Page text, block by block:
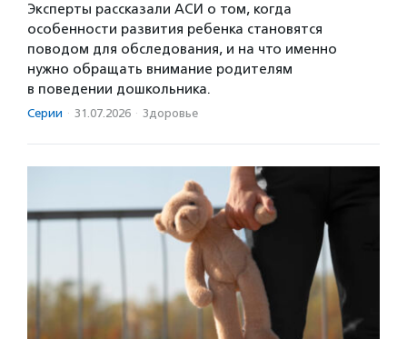
Эксперты рассказали АСИ о том, когда
особенности развития ребенка становятся
поводом для обследования, и на что именно
нужно обращать внимание родителям
в поведении дошкольника.
Серии · 31.07.2026 · Здоровье